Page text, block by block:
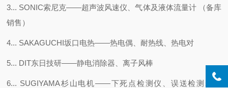
3... SONIC索尼克——超声波风速仪、气体及液体流量计 （备库
销售）
4... SAKAGUCHI坂口电热——热电偶、耐热线、热电对
5... DIT东日技研——静电消除器、离子风棒
6... SUGIYAMA杉山电机——下死点检测仪、误送检测装置